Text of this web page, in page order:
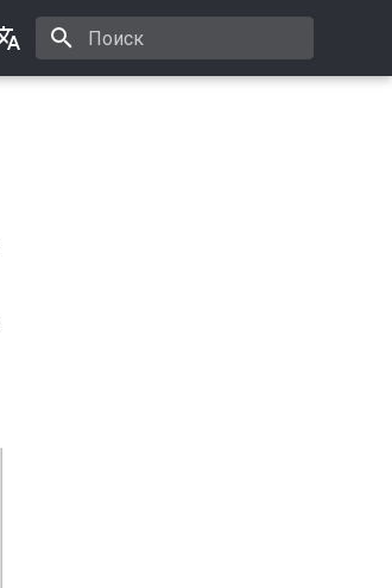
Инициализация поиска